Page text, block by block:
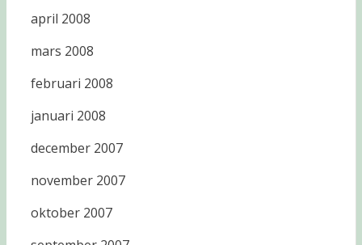
april 2008
mars 2008
februari 2008
januari 2008
december 2007
november 2007
oktober 2007